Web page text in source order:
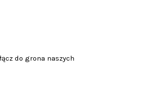
do grona naszych